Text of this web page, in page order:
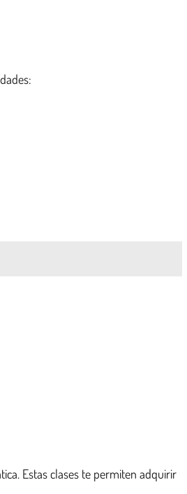
Estas clases te permiten adquirir